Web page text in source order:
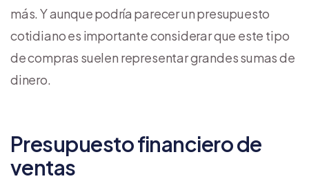
más. Y aunque podría parecer un presupuesto
cotidiano es importante considerar que este tipo
de compras suelen representar grandes sumas de
dinero.
Presupuesto financiero de
ventas